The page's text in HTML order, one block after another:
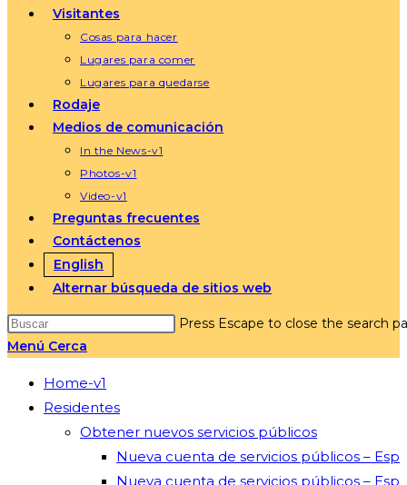
Visitantes
Cosas para hacer
Lugares para comer
Lugares para quedarse
Rodaje
Medios de comunicación
In the News-v1
Photos-v1
Video-v1
Preguntas frecuentes
Contáctenos
English
Alternar búsqueda de sitios web
Press Escape to close the search
Menú Cerca
Home-v1
Residentes
Obtener nuevos servicios públicos
Nueva cuenta de servicios públicos – Esp
Nueva cuenta de servicios públicos – Esp